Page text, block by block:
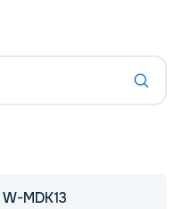
W-MDK13